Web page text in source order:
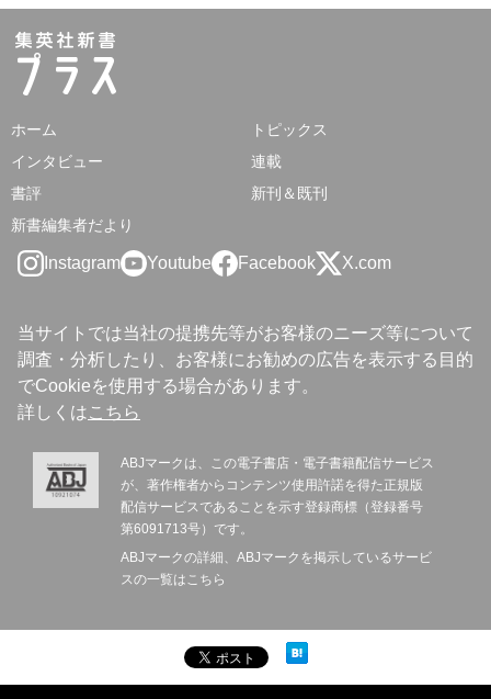
ホーム
トピックス
インタビュー
連載
書評
新刊＆既刊
新書編集者だより
Instagram Youtube Facebook X.com
当サイトでは当社の提携先等がお客様のニーズ等について
調査・分析したり、お客様にお勧めの広告を表示する目的
でCookieを使用する場合があります。
詳しくはこちら
ABJマークは、この電子書店・電子書籍配信サービス
が、著作権者からコンテンツ使用許諾を得た正規版
配信サービスであることを示す登録商標（登録番号
第6091713号）です。
ABJマークの詳細、ABJマークを掲示しているサービ
スの一覧はこちら